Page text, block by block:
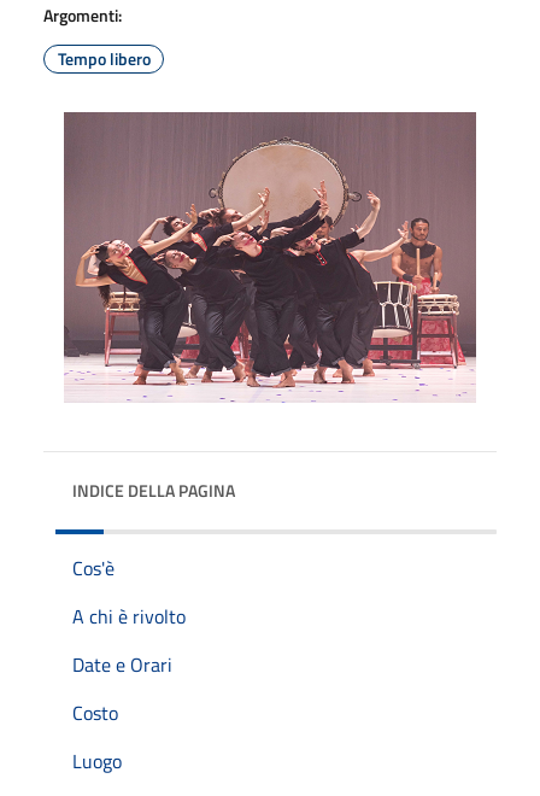
Argomenti:
Tempo libero
INDICE DELLA PAGINA
Cos'è
A chi è rivolto
Date e Orari
Costo
Luogo